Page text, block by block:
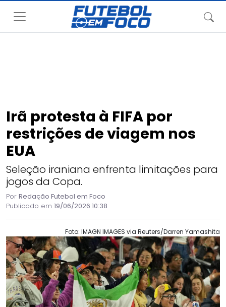
Irã protesta à FIFA por
restrições de viagem nos
EUA
Seleção iraniana enfrenta limitações para
jogos da Copa.
Por Redação Futebol em Foco
Publicado em 19/06/2026 10:38
Foto: IMAGN IMAGES via Reuters/Darren Yamashita